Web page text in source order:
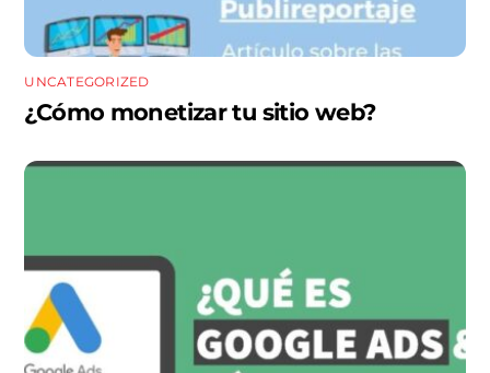
UNCATEGORIZED
¿Cómo monetizar tu sitio web?